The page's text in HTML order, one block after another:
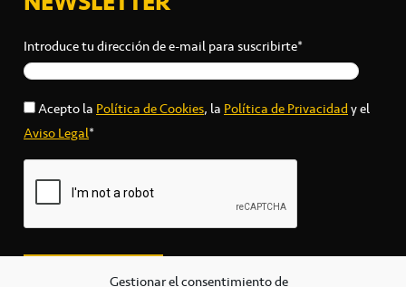
Gestionar el consentimiento de
Introduce tu dirección de e-mail para suscribirte*
Acepto laPolítica de Cookies, laPolítica de Privacidady el
Aviso Legal*